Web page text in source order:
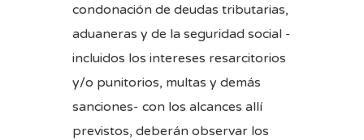
condonación de deudas tributarias,
aduaneras y de la seguridad social -
incluidos los intereses resarcitorios
y/o punitorios, multas y demás
sanciones- con los alcances allí
previstos, deberán observar los